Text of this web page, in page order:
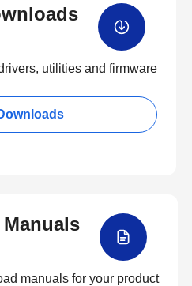
utilities and firmware.
Downloads
Manuals
manuals for your product.